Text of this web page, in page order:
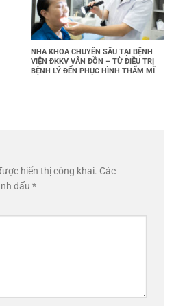
NHA KHOA CHUYÊN SÂU TẠI BỆNH
VIỆN ĐKKV VÂN ĐỒN – TỪ ĐIỀU TRỊ
BỆNH LÝ ĐẾN PHỤC HÌNH THẨM MĨ
hiển thị công khai. Các
dấu *